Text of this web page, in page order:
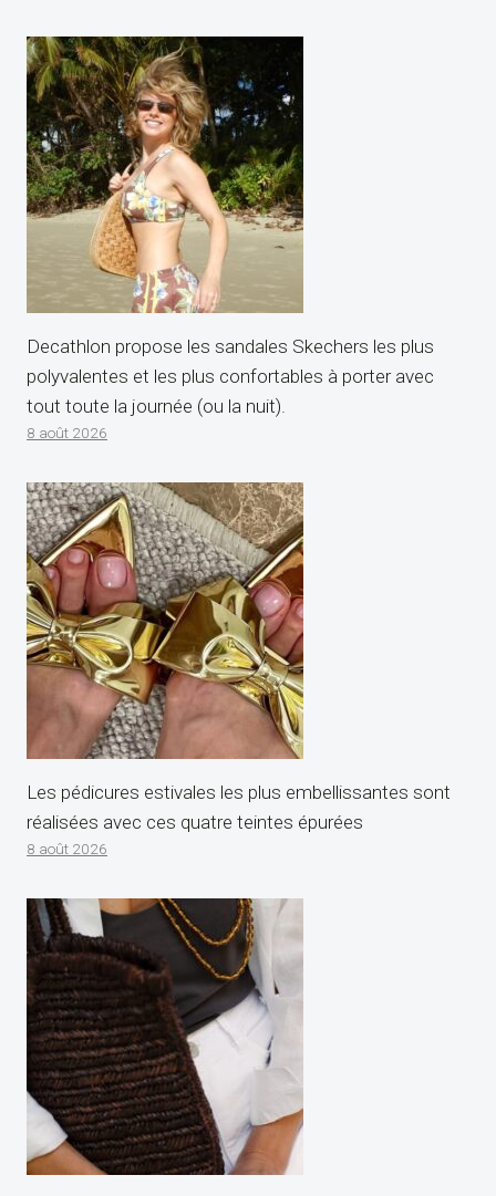
Decathlon propose les sandales Skechers les plus
polyvalentes et les plus confortables à porter avec
tout toute la journée (ou la nuit).
8 août 2026
Les pédicures estivales les plus embellissantes sont
réalisées avec ces quatre teintes épurées
8 août 2026